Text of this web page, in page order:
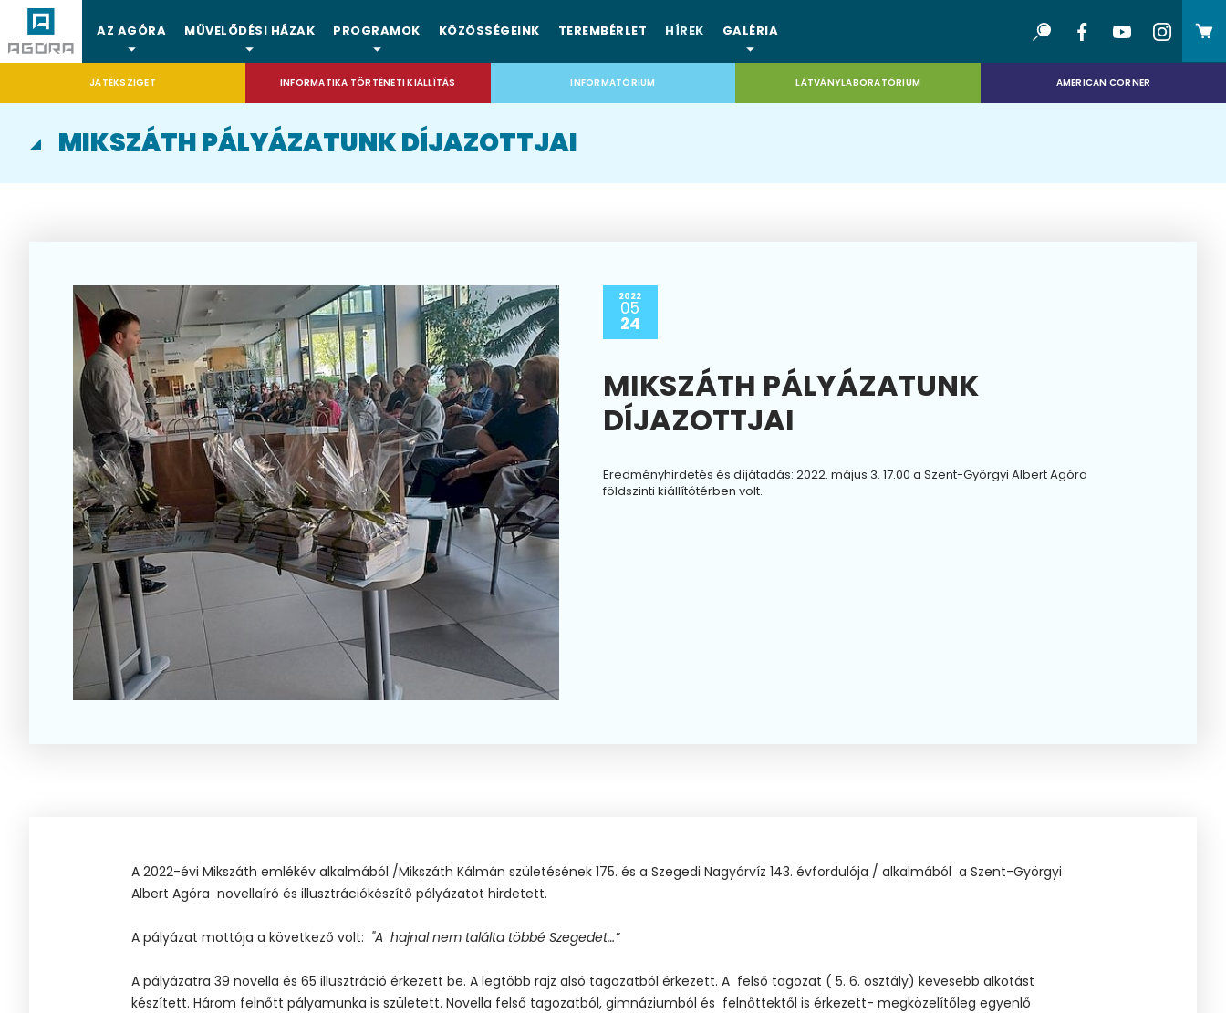
AZ AGÓRA MŰVELŐDÉSI HÁZAK PROGRAMOK KÖZÖSSÉGEINK TEREMBÉRLET HÍREK GALÉRIA
JÁTÉKSZIGET INFORMATIKA TÖRTÉNETI KIÁLLÍTÁS INFORMATÓRIUM LÁTVÁNYLABORATÓRIUM AMERICAN CORNER
MIKSZÁTH PÁLYÁZATUNK DÍJAZOTTJAI
2022
05
24
MIKSZÁTH PÁLYÁZATUNK
DÍJAZOTTJAI
Eredményhirdetés és díjátadás: 2022. május 3. 17.00 a Szent-Györgyi Albert Agóra
földszinti kiállítótérben volt.
A 2022-évi Mikszáth emlékév alkalmából /Mikszáth Kálmán születésének 175. és a Szegedi Nagyárvíz 143. évfordulója / alkalmából a Szent-Györgyi
Albert Agóra novellaíró és illusztrációkészítő pályázatot hirdetett.
A pályázat mottója a következő volt: "A hajnal nem találta többé Szegedet…”
A pályázatra 39 novella és 65 illusztráció érkezett be. A legtöbb rajz alsó tagozatból érkezett. A felső tagozat ( 5. 6. osztály) kevesebb alkotást
készített. Három felnőtt pályamunka is született. Novella felső tagozatból, gimnáziumból és felnőttektől is érkezett- megközelítőleg egyenlő